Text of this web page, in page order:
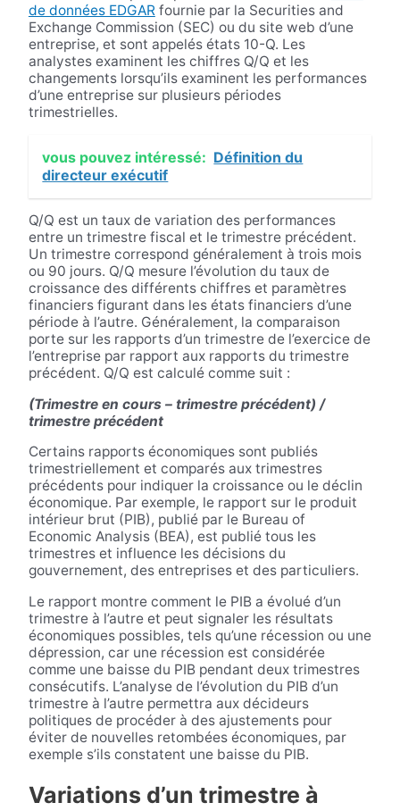
de données EDGARfournie par la Securities and
Exchange Commission (SEC) ou du site web d’une
entreprise, et sont appelés états 10-Q. Les
analystes examinent les chiffres Q/Q et les
changements lorsqu’ils examinent les performances
d’une entreprise sur plusieurs périodes
trimestrielles.
vous pouvez intéressé: Définition du
directeur exécutif
Q/Q est un taux de variation des performances
entre un trimestre fiscal et le trimestre précédent.
Un trimestre correspond généralement à trois mois
ou 90 jours. Q/Q mesure l’évolution du taux de
croissance des différents chiffres et paramètres
financiers figurant dans les états financiers d’une
période à l’autre. Généralement, la comparaison
porte sur les rapports d’un trimestre de l’exercice de
l’entreprise par rapport aux rapports du trimestre
précédent. Q/Q est calculé comme suit :
(Trimestre en cours – trimestre précédent) /
trimestre précédent
Certains rapports économiques sont publiés
trimestriellement et comparés aux trimestres
précédents pour indiquer la croissance ou le déclin
économique. Par exemple, le rapport sur le produit
intérieur brut (PIB), publié par le Bureau of
Economic Analysis (BEA), est publié tous les
trimestres et influence les décisions du
gouvernement, des entreprises et des particuliers.
Le rapport montre comment le PIB a évolué d’un
trimestre à l’autre et peut signaler les résultats
économiques possibles, tels qu’une récession ou une
dépression, car une récession est considérée
comme une baisse du PIB pendant deux trimestres
consécutifs. L’analyse de l’évolution du PIB d’un
trimestre à l’autre permettra aux décideurs
politiques de procéder à des ajustements pour
éviter de nouvelles retombées économiques, par
exemple s’ils constatent une baisse du PIB.
Variations d’un trimestre à